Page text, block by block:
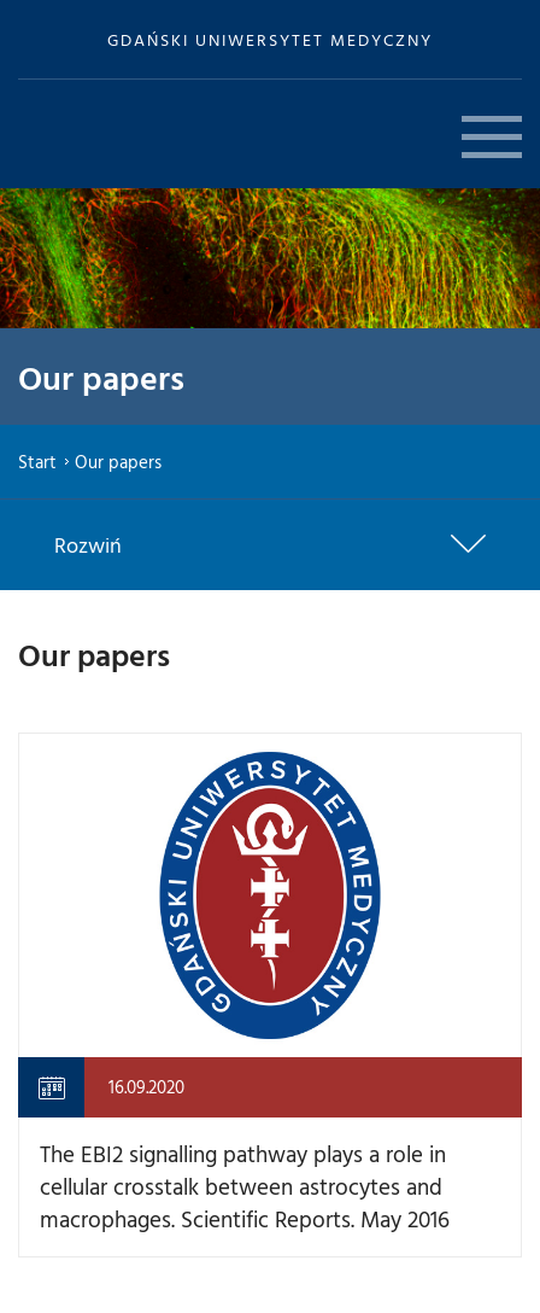
GDAŃSKI UNIWERSYTET MEDYCZNY
Our papers
Start Our papers
Rozwiń
Our papers
16.09.2020
The EBI2 signalling pathway plays a role in
cellular crosstalk between astrocytes and
macrophages. Scientific Reports. May 2016